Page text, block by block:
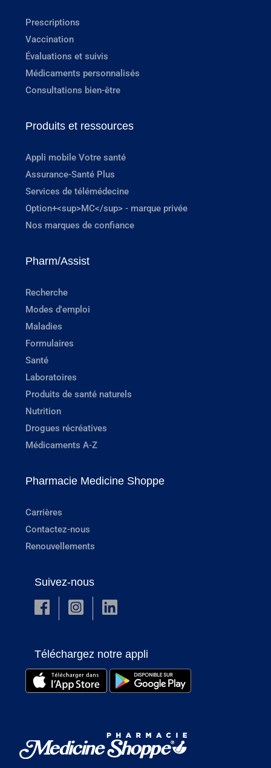
Prescriptions
Vaccination
Évaluations et suivis
Médicaments personnalisés
Consultations bien-être
Produits et ressources
Appli mobile Votre santé
Assurance-Santé Plus
Services de télémédecine
Option+<sup>MC</sup> - marque privée
Nos marques de confiance
Pharm/Assist
Recherche
Modes d'emploi
Maladies
Formulaires
Santé
Laboratoires
Produits de santé naturels
Nutrition
Drogues récréatives
Médicaments A-Z
Pharmacie Medicine Shoppe
Carrières
Contactez-nous
Renouvellements
Suivez-nous
Téléchargez notre appli